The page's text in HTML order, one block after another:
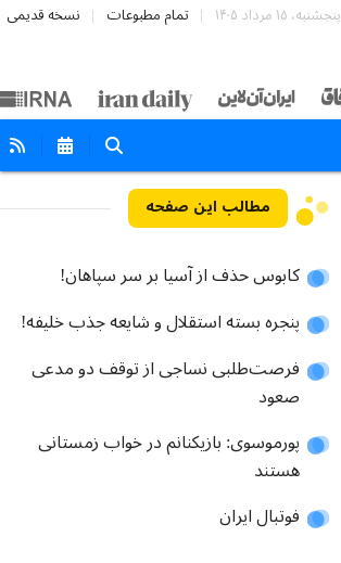
پنجشنبه، ۱۵ مرداد ۱۴۰۵ تمام مطبوعات نسخه قدیمی
مطالب این صفحه
کابوس حذف از آسیا بر سر سپاهان!
پنجره بسته استقلال و شایعه جذب خلیفه!
فرصت‌طلبی نساجی از توقف دو مدعی
صعود
پورموسوی: بازیکنانم در خواب زمستانی
هستند
فوتبال ایران